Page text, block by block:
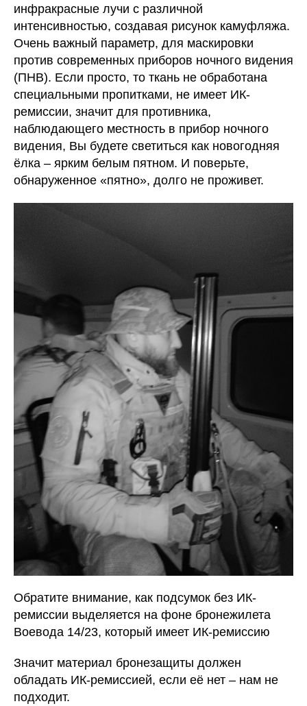
инфракрасные лучи с различной
интенсивностью, создавая рисунок камуфляжа.
Очень важный параметр, для маскировки
против современных приборов ночного видения
(ПНВ). Если просто, то ткань не обработана
специальными пропитками, не имеет ИК-
ремиссии, значит для противника,
наблюдающего местность в прибор ночного
видения, Вы будете светиться как новогодняя
ёлка – ярким белым пятном. И поверьте,
обнаруженное «пятно», долго не проживет.
Обратите внимание, как подсумок без ИК-
ремиссии выделяется на фоне бронежилета
Воевода 14/23, который имеет ИК-ремиссию
Значит материал бронезащиты должен
обладать ИК-ремиссией, если её нет – нам не
подходит.